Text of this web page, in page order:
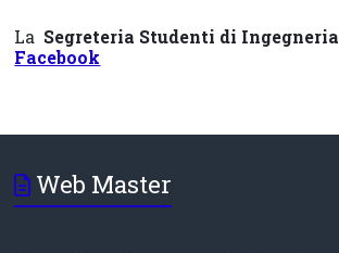
La Segreteria Studenti di Ingegneria
Facebook
Web Master